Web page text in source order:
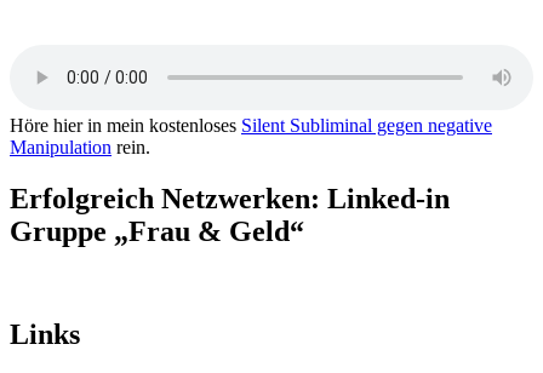
Höre hier in mein kostenloses Silent Subliminal gegen negative
Manipulation rein.
Erfolgreich Netzwerken: Linked-in
Gruppe „Frau & Geld“
Links